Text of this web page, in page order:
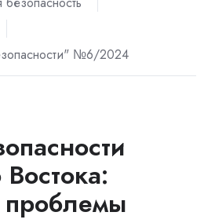
№6/2024